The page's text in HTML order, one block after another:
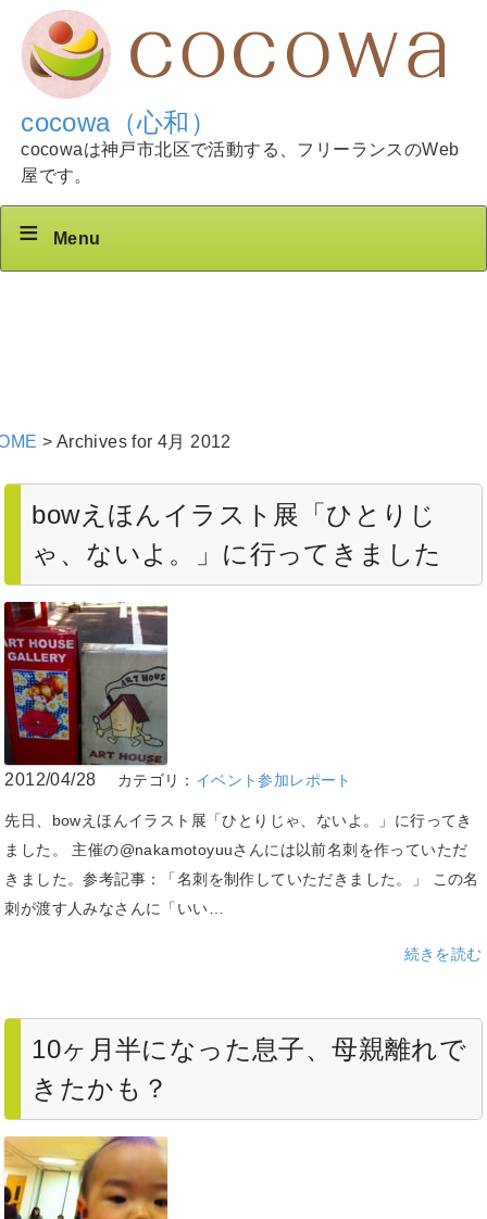
cocowa（心和）
cocowaは神戸市北区で活動する、フリーランスのWeb
屋です。
Menu
> Archives for 4月 2012
bowえほんイラスト展「ひとりじ
ゃ、ないよ。」に行ってきました
2012/04/28 カテゴリ： イベント参加レポート
先日、bowえほんイラスト展「ひとりじゃ、ないよ。」に行ってき
ました。 主催の@nakamotoyuuさんには以前名刺を作っていただ
きました。参考記事：「名刺を制作していただきました。」 この名
刺が渡す人みなさんに「いい…
続きを読む
10ヶ月半になった息子、母親離れで
きたかも？